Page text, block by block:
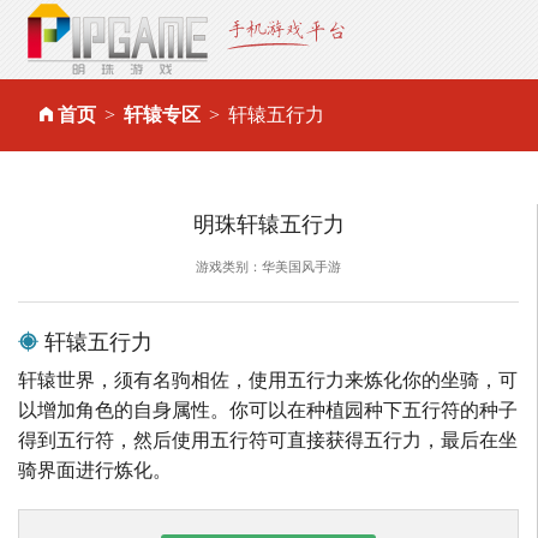
首页 轩辕专区 轩辕五行力
明珠轩辕五行力
游戏类别：华美国风手游
轩辕五行力
轩辕世界，须有名驹相佐，使用五行力来炼化你的坐骑，可
以增加角色的自身属性。你可以在种植园种下五行符的种子
得到五行符，然后使用五行符可直接获得五行力，最后在坐
骑界面进行炼化。